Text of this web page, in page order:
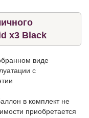
x3 Black
виде
с
в комплект не
приобретается